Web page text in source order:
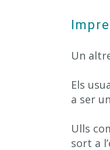
Un
Els
a ser
Ulls
sort a